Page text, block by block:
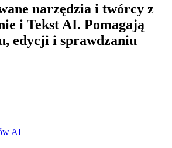
narzędzia i twórcy z
i Tekst AI. Pomagają
edycji i sprawdzaniu
AI